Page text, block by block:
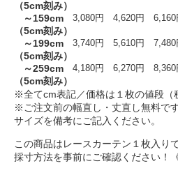
（5cm刻み）
～159cm
（5cm刻み）
3,080円 4,620円 6,160
～199cm
（5cm刻み）
3,740円 5,610円 7,480
～259cm
（5cm刻み）
4,180円 6,270円 8,360
※全てcm表記／価格は１枚の値段（
※ご注文前の幅直し・丈直し無料で
サイズを備考にご記入ください。
この商品はレースカーテン１枚入りで
採寸方法を事前にご確認ください！